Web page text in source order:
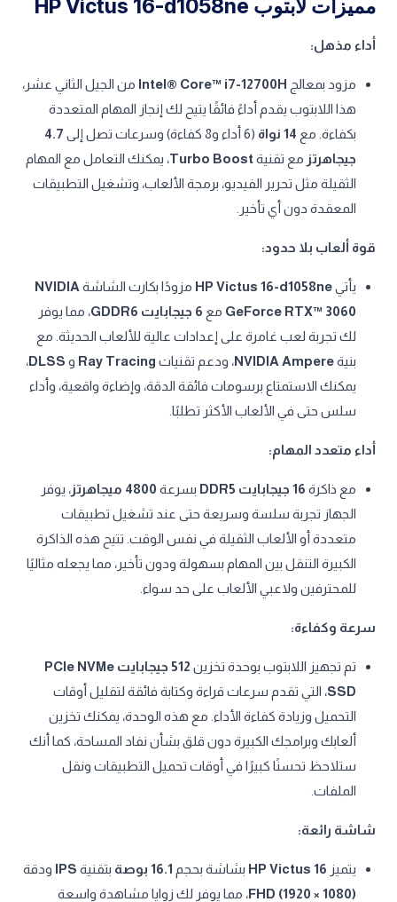
مميزات لابتوب HP Victus 16-d1058ne
أداء مذهل:
مزود بمعالج Intel® Core™ i7-12700H من الجيل الثاني عشر،
هذا اللابتوب يقدم أداءً فائقًا يتيح لك إنجاز المهام المتعددة
بكفاءة. مع 14 نواة (6 أداء و8 كفاءة) وسرعات تصل إلى
4.7
جيجاهرتز مع تقنيةTurbo Boost، يمكنك التعامل مع المهام
الثقيلة مثل تحرير الفيديو، برمجة الألعاب، وتشغيل التطبيقات
المعقدة دون أي تأخير.
قوة ألعاب بلا حدود:
يأتيHP Victus 16-d1058ne مزودًا بكارت الشاشة NVIDIA
GeForce RTX™ 3060 مع 6 جيجابايت GDDR6
، مما يوفر
لك تجربة لعب غامرة على إعدادات عالية للألعاب الحديثة. مع
بنيةNVIDIA Ampere، ودعم تقنيات Ray Tracing و DLSS،
يمكنك الاستمتاع برسومات فائقة الدقة، وإضاءة واقعية، وأداء
سلس حتى في الألعاب الأكثر تطلبًا.
أداء متعدد المهام:
مع ذاكرة 16 جيجابايت DDR5 بسرعة 4800 ميجاهرتز
، يوفر
الجهاز تجربة سلسة وسريعة حتى عند تشغيل تطبيقات
متعددة أو الألعاب الثقيلة في نفس الوقت. تتيح هذه الذاكرة
الكبيرة التنقل بين المهام بسهولة ودون تأخير، مما يجعله مثاليًا
للمحترفين ولاعبي الألعاب على حد سواء.
سرعة وكفاءة:
تم تجهيز اللابتوب بوحدة تخزين
512 جيجابايت PCIe NVMe
SSD، التي تقدم سرعات قراءة وكتابة فائقة لتقليل أوقات
التحميل وزيادة كفاءة الأداء. مع هذه الوحدة، يمكنك تخزين
ألعابك وبرامجك الكبيرة دون قلق بشأن نفاد المساحة، كما أنك
ستلاحظ تحسنًا كبيرًا في أوقات تحميل التطبيقات ونقل
الملفات.
شاشة رائعة:
يتميز HP Victus 16 بشاشة بحجم 16.1 بوصة بتقنية IPS ودقة
FHD (1920 × 1080)، مما يوفر لك زوايا مشاهدة واسعة